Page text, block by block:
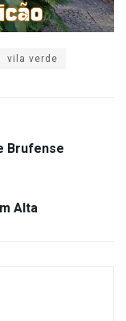
vila verde
Brufense
Alta